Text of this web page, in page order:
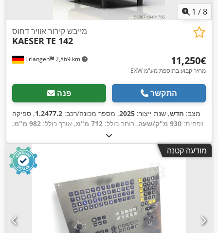
1 /8
Erlangen 2,869 km
מייבש קירור אוויר דחוס
KAESERTE 142
‏11,250 ‏€
EXW מחיר קבוע בתוספת מע"מ
פנה התקשר
מצב: חדש, שנת ייצור: 2025, מספר מכונה/רכב: 1.2477.2, ספיקה
נפחית: 930 מ"ק/שעה , רוחב כולל: 712 מ"מ , אורך כולל: 982 מ"מ
,
, משקל כולל:
טמפרטורת סביבה (מקסימלית):45 °C, טמפרטורת סביבה
(מינימום):
, סוג קירור: ,מודעה קטנה